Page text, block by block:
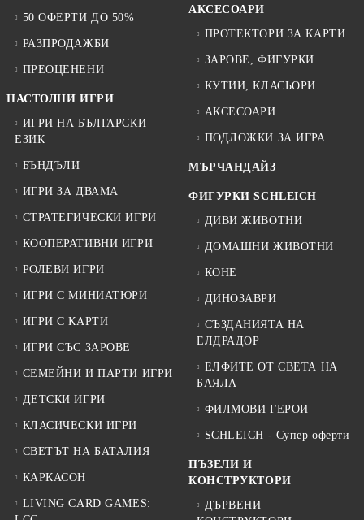
50 ОФЕРТИ ДО 50%
РАЗПРОДАЖБИ
ПРЕОЦЕНЕНИ
НАСТОЛНИ ИГРИ
ИГРИ НА БЪЛГАРСКИ
ЕЗИК
БЪНДЪЛИ
ИГРИ ЗА ДВАМА
СТРАТЕГИЧЕСКИ ИГРИ
КООПЕРАТИВНИ ИГРИ
РОЛЕВИ ИГРИ
ИГРИ С МИНИАТЮРИ
ИГРИ С КАРТИ
ИГРИ СЪС ЗАРОВЕ
СЕМЕЙНИ И ПАРТИ ИГРИ
ДЕТСКИ ИГРИ
КЛАСИЧЕСКИ ИГРИ
СВЕТЪТ НА БАТАЛИЯ
КАРКАСОН
LIVING CARD GAMES:
АКСЕСОАРИ
ПРОТЕКТОРИ ЗА КАРТИ
ЗАРОВЕ, ФИГУРКИ
КУТИИ, КЛАСЬОРИ
АКСЕСОАРИ
ПОДЛОЖКИ ЗА ИГРА
МЪРЧАНДАЙЗ
ФИГУРКИ SCHLEICH
ДИВИ ЖИВОТНИ
ДОМАШНИ ЖИВОТНИ
КОНЕ
ДИНОЗАВРИ
СЪЗДАНИЯТА НА
ЕЛДРАДОР
ЕЛФИТЕ ОТ СВЕТА НА
БАЯЛА
ФИЛМОВИ ГЕРОИ
SCHLEICH - Супер оферти
ПЪЗЕЛИ И
КОНСТРУКТОРИ
ДЪРВЕНИ